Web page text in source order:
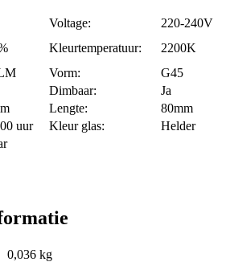
Voltage:
220-240V
Kleurtemperatuur:
2200K
Vorm:
G45
Dimbaar:
Ja
Lengte:
80mm
uur Kleur glas:
Helder
0,036 kg